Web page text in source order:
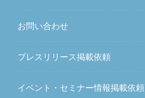
お問い合わせ
プレスリリース掲載依頼
イベント・セミナー情報掲載依頼